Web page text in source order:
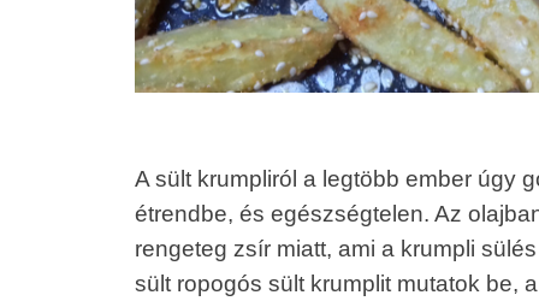
A sült krumpliról a legtöbb ember úgy
étrendbe, és egészségtelen. Az
rengeteg zsír miatt, ami a krumpli
sült ropogós sült krumplit mutatok be,